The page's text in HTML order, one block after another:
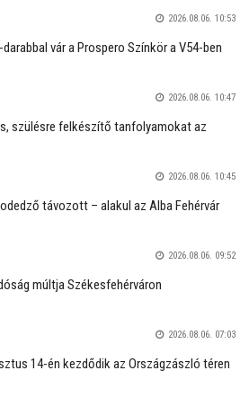
2026.08.06. 10:53
vár a Prospero Színkör a V54-ben
2026.08.06. 10:47
szülésre felkészítő tanfolyamokat az
2026.08.06. 10:45
távozott – alakul az Alba Fehérvár
2026.08.06. 09:52
múltja Székesfehérváron
2026.08.06. 07:03
14-én kezdődik az Országzászló téren